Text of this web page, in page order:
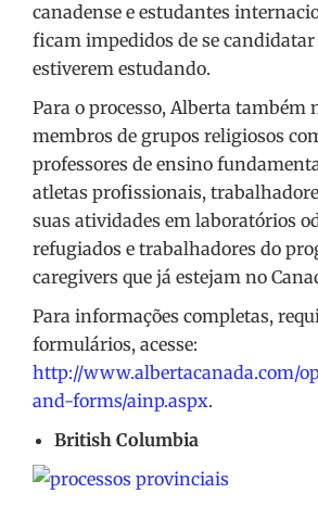
canadense e estudantes
ficam impedidos de se
estiverem estudando.
Para o processo, Alberta também
membros de grupos religiosos
professores de ensino
atletas profissionais,
suas atividades em laboratórios
refugiados e trabalhadores do
caregivers que já estejam no
Para informações completas,
formulários, acesse:
http://www.albertacanada.com/
and-forms/ainp.aspx.
British Columbia